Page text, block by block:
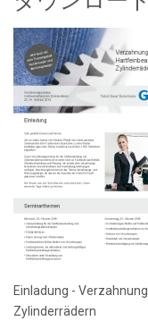
Einladung -
Zylinderrädern